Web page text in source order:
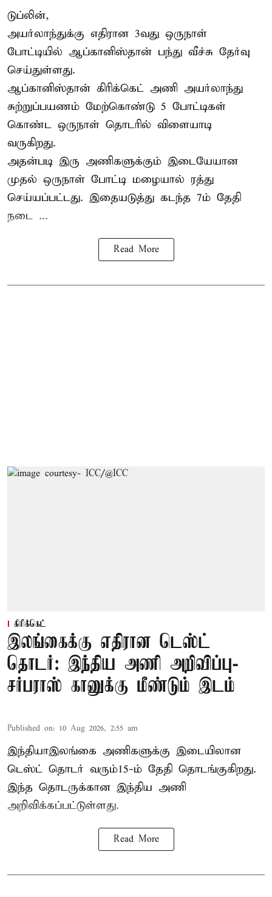
டுப்லின்,
அயர்லாந்துக்கு எதிரான 3வது ஒருநாள்
போட்டியில் ஆப்கானிஸ்தான் பந்து வீச்சு தேர்வு
செய்துள்ளது.
ஆப்கானிஸ்தான் கிரிக்கெட் அணி அயர்லாந்து
சுற்றுப்பயணம் மேற்கொண்டு 5 போட்டிகள்
கொண்ட ஒருநாள் தொடரில் விளையாடி
வருகிறது.
அதன்படி இரு அணிகளுக்கும் இடையேயான
முதல் ஒருநாள் போட்டி மழையால் ரத்து
செய்யப்பட்டது. இதையடுத்து கடந்த 7ம் தேதி
நடை ...
Read More
கிரிக்கெட்
இலங்கைக்கு எதிரான டெஸ்ட்
தொடர்: இந்திய அணி அறிவிப்பு-
சர்பராஸ் கானுக்கு மீண்டும் இடம்
Published on: 10 Aug 2026, 2:55 am
இந்தியா–இலங்கை அணிகளுக்கு இடையிலான
டெஸ்ட் தொடர் வரும்15-ம் தேதி தொடங்குகிறது.
இந்த தொடருக்கான இந்திய அணி
அறிவிக்கப்பட்டுள்ளது.
Read More